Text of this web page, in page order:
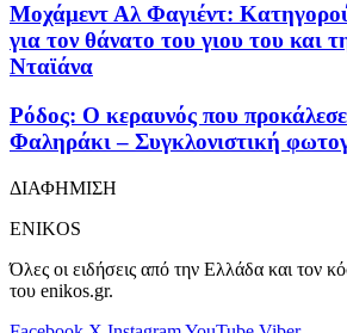
Μοχάμεντ Αλ Φαγιέντ:
για τον θάνατο του γιου του και
Νταϊάνα
Ρόδος: Ο κεραυνός που
Φαληράκι – Συγκλονιστική
ΔΙΑΦΗΜΙΣΗ
ENIKOS
Όλες οι ειδήσεις από την Ελλάδα και τον
του enikos.gr.